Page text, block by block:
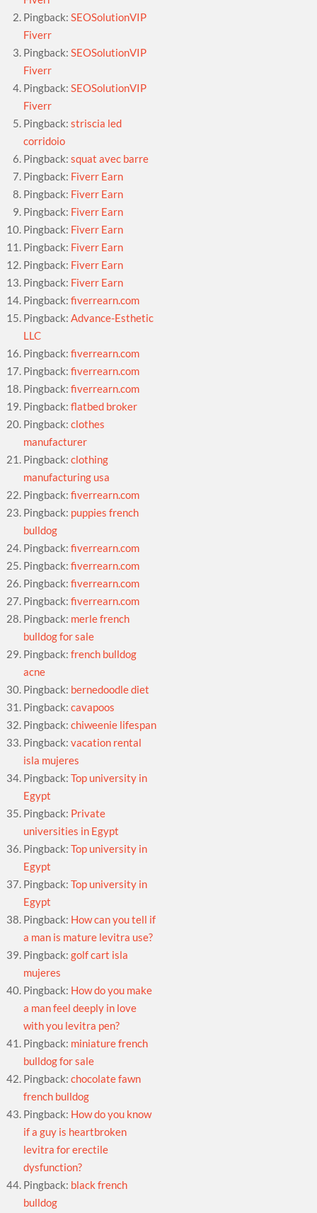
Pingback:SEOSolutionVIP
Fiverr
Pingback:SEOSolutionVIP
Fiverr
Pingback:SEOSolutionVIP
Fiverr
Pingback:striscia led
corridoio
Pingback:squat avec barre
Pingback: Fiverr Earn
Pingback: Fiverr Earn
Pingback: Fiverr Earn
Pingback: Fiverr Earn
Pingback: Fiverr Earn
Pingback: Fiverr Earn
Pingback: Fiverr Earn
Pingback:fiverrearn.com
Pingback:Advance-Esthetic
LLC
Pingback:fiverrearn.com
Pingback:fiverrearn.com
Pingback:fiverrearn.com
Pingback:flatbed broker
Pingback:clothes
manufacturer
Pingback:clothing
manufacturing usa
Pingback:fiverrearn.com
Pingback: puppies french
bulldog
Pingback:fiverrearn.com
Pingback:fiverrearn.com
Pingback:fiverrearn.com
Pingback:fiverrearn.com
Pingback: merle french
bulldog for sale
Pingback:french bulldog
acne
Pingback: bernedoodle diet
Pingback:cavapoos
Pingback:chiweenie lifespan
Pingback:vacation rental
isla mujeres
Pingback:Top university in
Egypt
Pingback: Private
universities in Egypt
Pingback:Top university in
Egypt
Pingback:Top university in
Egypt
Pingback: How can you tell if
a man is mature levitra use?
Pingback:golf cart isla
mujeres
Pingback: How do you make
a man feel deeply in love
with you levitra pen?
Pingback: miniature french
bulldog for sale
Pingback:chocolate fawn
french bulldog
Pingback: How do you know
if a guy is heartbroken
levitra for erectile
dysfunction?
Pingback: black french
bulldog